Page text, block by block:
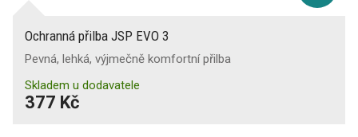
Ochranná přilba JSP EVO 3
Pevná, lehká, výjmečně komfortní přilba
Skladem u dodavatele
377 Kč